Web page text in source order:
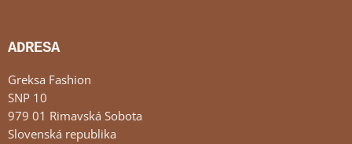
ADRESA
Greksa Fashion
SNP 10
979 01 Rimavská Sobota
Slovenská republika